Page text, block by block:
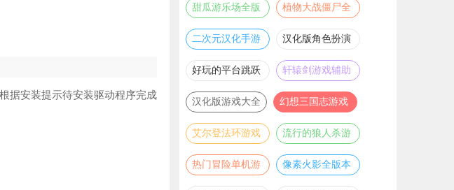
据安装提示待安装驱动程序完成
甜瓜游乐场全版
本合集
植物大战僵尸全
版本合集
二次元汉化手游
推荐
汉化版角色扮演
游戏大全
好玩的平台跳跃
游戏合集
轩辕剑游戏辅助
合集
汉化版游戏大全
幻想三国志游戏
辅助合集
艾尔登法环游戏
辅助合集
流行的狼人杀游
戏合集
热门冒险单机游
戏合集
像素火影全版本
合集